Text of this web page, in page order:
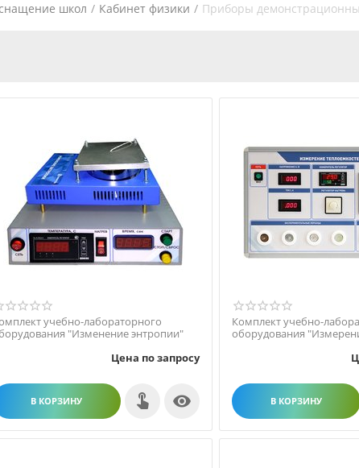
школ / Кабинет физики / Приборы
учебно-лабораторного
"Изменение энтропии"
Цена по запросу
В КОРЗИНУ 
Комплект учебно-
оборудования
В КОРЗИНУ